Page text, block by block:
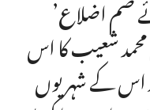
شعیب کا اس
اس کے شہریوں